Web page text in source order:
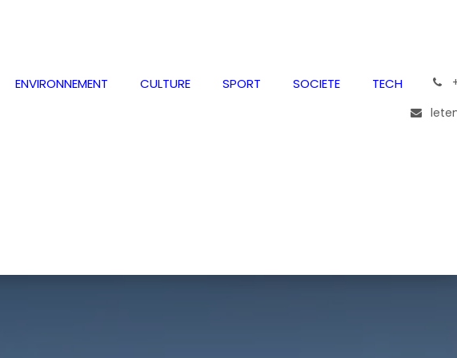
ENVIRONNEMENT CULTURE SPORT SOCIETE TECH